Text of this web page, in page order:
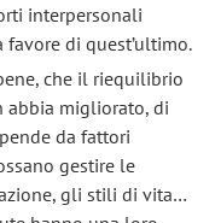
interpersonali
favore di quest’ultimo.
che il riequilibrio
abbia migliorato, di
da fattori
gestire le
gli stili di vita…